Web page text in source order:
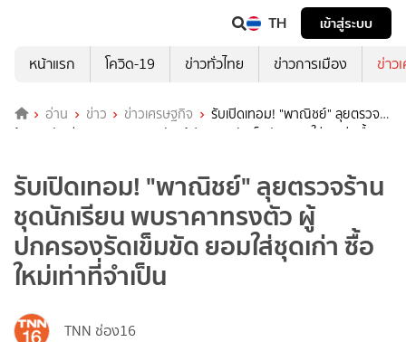
TH
เข้าสู่ระบบ
หน้าแรก
โควิด-19 ข่าวทั่วไทย ข่าวการเมือง ข่าว
อ่าน ข่าว ข่าวเศรษฐกิจ
รับเปิดเทอม! "พาณิชย์" ลุยตรวจ
ร้านชุดนักเรียน พบราคาทรงตัว ผู้ปกครองรัดเข็มขัด ยอมใส่ชุดเก่า ซื้อ
รับเปิดเทอม! "พาณิชย์" ลุยตรวจร้าน
ชุดนักเรียน พบราคาทรงตัว ผู้
ปกครองรัดเข็มขัด ยอมใส่ชุดเก่า ซื้อ
ใหม่เท่าที่จำเป็น
TNN ช่อง16